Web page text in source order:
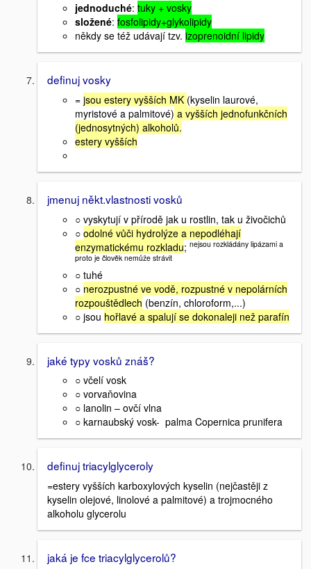
jednoduché: tuky + vosky
složené: fosfolipidy+glykolipidy
někdy se též udávají tzv. izoprenoidní lipidy
definuj vosky
= jsou estery vyšších MK (kyselin laurové,
myristové a palmitové) a vyšších jednofunkčních
(jednosytných) alkoholů.
estery vyšších
jmenuj někt.vlastnosti vosků
○ vyskytují v přírodě jak u rostlin, tak u živočichů
○ odolné vůči hydrolýze a nepodléhají
enzymatickému rozkladu; nejsou rozkládány lipázami a
proto je člověk nemůže strávit
○ tuhé
○ nerozpustné ve vodě, rozpustné v nepolárních
rozpouštědlech (benzín, chloroform,...)
○ jsou hořlavé a spalují se dokonaleji než parafín
jaké typy vosků znáš?
○ včelí vosk
○ vorvaňovina
○ lanolin – ovčí vlna
○ karnaubský vosk- palma Copernica prunifera
definuj triacylglyceroly
=estery vyšších karboxylových kyselin (nejčastěji z
kyselin olejové, linolové a palmitové) a trojmocného
alkoholu glycerolu
jaká je fce triacylglycerolů?